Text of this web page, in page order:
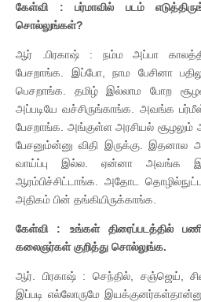
கேள்வி : பர்மாவில் படம்
சொல்லுங்கள்?
ஆர் .பிரகாஷ் : நம்ம அப்பா
பேசறாங்க. இப்போ, நாம பேசினா
பெசறாங்க. தமிழ் இல்லாம போற
அப்படியே வச்சிருங்காங்க. அவங்க
பேசறாங்க. அங்குள்ள அரசியல் சூழலும்
பேசனும்ன்னு விதி இருக்கு. இதனால
வாய்ப்பு இல்ல. ஏன்னா அவங்க
ஆரம்பிச்சிட்டாங்க. அதோட
அதிகம் பின் தங்கியிருக்காங்க.
கேள்வி : உங்கள் திரைப்படத்தில் பணி
கலைஞர்கள் குறித்து சொல்லுங்க.
ஆர். பிரகாஷ் : செந்தில், சஞ்ஜெய்,
இப்படி எல்லோருமே